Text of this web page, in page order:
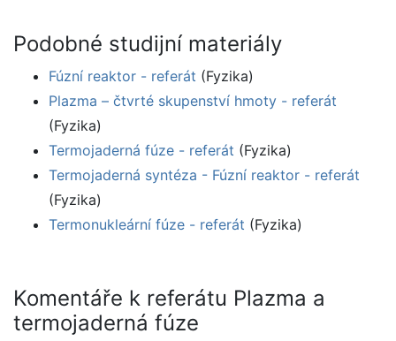
Podobné studijní materiály
Fúzní reaktor - referát (Fyzika)
Plazma – čtvrté skupenství hmoty - referát
(Fyzika)
Termojaderná fúze - referát (Fyzika)
Termojaderná syntéza - Fúzní reaktor - referát
(Fyzika)
Termonukleární fúze - referát (Fyzika)
Komentáře k referátu Plazma a
termojaderná fúze